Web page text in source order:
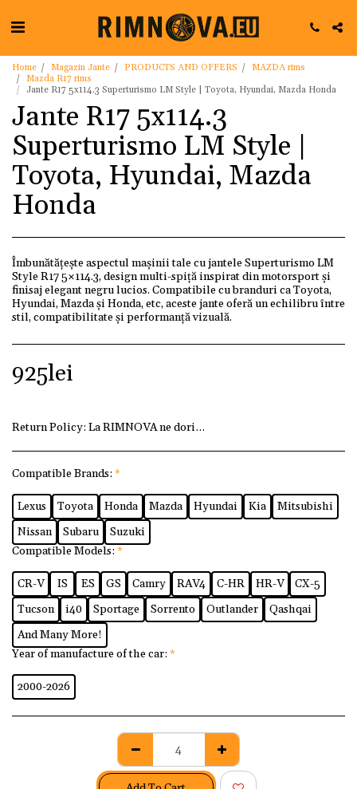
Home Magazin Jante PRODUCTS AND OFFERS
MAZDA rims
Mazda R17 rims
Jante R17 5x114.3 Superturismo LM Style | Toyota, Hyundai, Mazda Honda
Jante R17 5x114.3
Superturismo LM Style |
Toyota, Hyundai, Mazda
Honda
Îmbunătățește aspectul mașinii tale cu jantele Superturismo LM
Style R17 5×114.3, design multi-spiță inspirat din motorsport și
finisaj elegant negru lucios. Compatibile cu branduri ca Toyota,
Hyundai, Mazda și Honda, etc, aceste jante oferă un echilibru între
stil, compatibilitate și performanță vizuală.
925lei
Return Policy: La RIMNOVA ne dorim ca fiecare client
Compatible Brands: *
Lexus Toyota Honda Mazda Hyundai Kia
Mitsubishi
Nissan
Subaru
Suzuki
Compatible Models: *
CR-V IS ES GS Camry RAV4 C-HR HR-V
CX-5
Tucson
i40 Sportage Sorrento Outlander
Qashqai
And Many More!
Year of manufacture of the car: *
2000-2026